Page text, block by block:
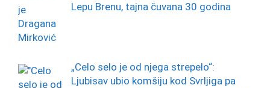
Lepu Brenu, tajna čuvana 30 godina
„Celo selo je od njega strepelo“:
Ljubisav ubio komšiju kod Svrljiga pa